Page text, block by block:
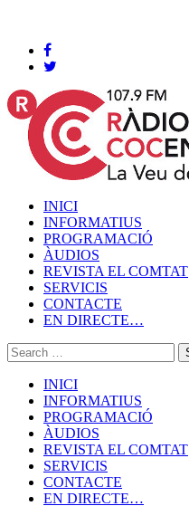
INICI
INFORMATIUS
PROGRAMACIÓ
ÀUDIOS
REVISTA EL COMTAT
SERVICIS
CONTACTE
EN DIRECTE…
INICI
INFORMATIUS
PROGRAMACIÓ
ÀUDIOS
REVISTA EL COMTAT
SERVICIS
CONTACTE
EN DIRECTE…